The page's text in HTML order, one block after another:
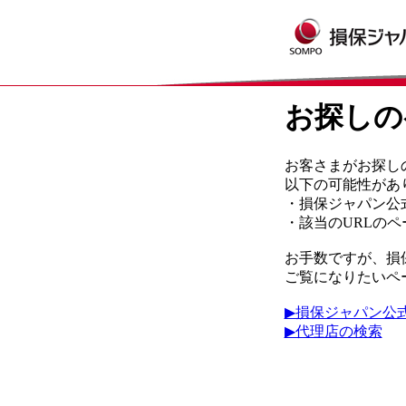
お探し
お客さまがお探
以下の可能性があ
・損保ジャパン
・該当のURLの
お手数ですが、
ご覧になりたい
▶損保ジャパン公
▶代理店の検索